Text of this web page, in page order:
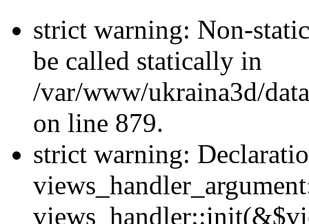
strict warning: Non-
be called statically in
/var/www/ukraina3d/
on line 879.
strict warning: